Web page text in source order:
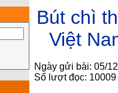
Bút chì
Việt
Ngày gửi bài: 05/
Số lượt đọc: 10009